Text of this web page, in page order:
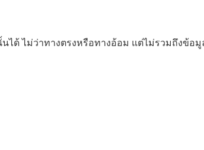
ไม่ว่าทางตรงหรือทางอ้อม แต่ไม่รวมถึงข้อมู